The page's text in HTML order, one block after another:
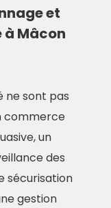
et
Mâcon
ne sont pas
commerce
un
des
sécurisation
gestion